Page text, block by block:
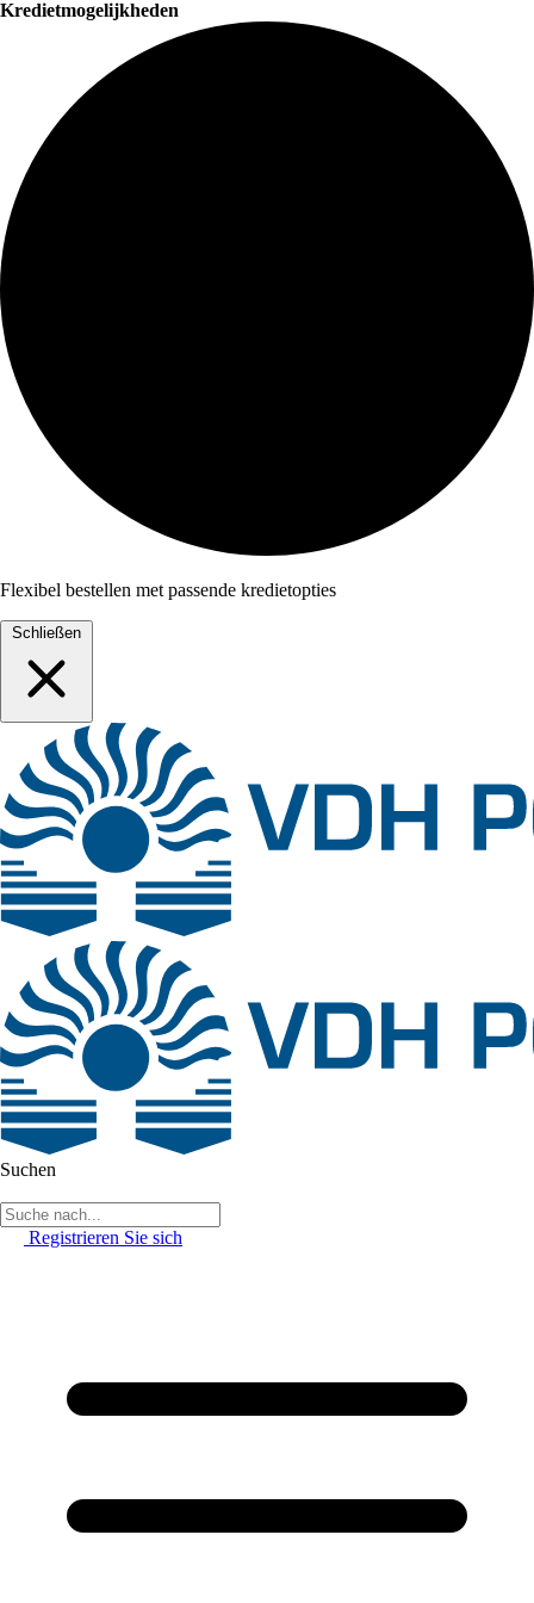
Kredietmogelijkheden
Flexibel bestellen met passende kredietopties
Schließen
Suchen
Registrieren Sie sich